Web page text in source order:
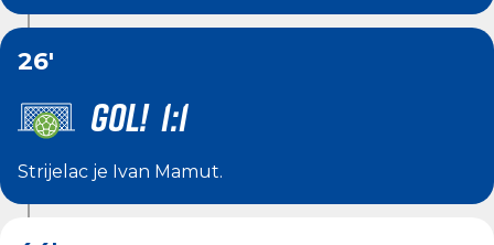
26'
GOL! 1:1
Strijelac je Ivan Mamut.